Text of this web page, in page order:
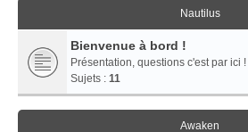
Nautilus
Bienvenue à bord !
Présentation, questions c'est par ici !
Sujets : 11
Awaken